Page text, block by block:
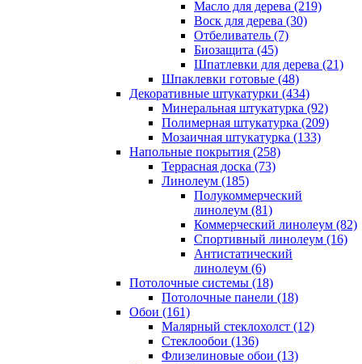
Масло для дерева (219)
Воск для дерева (30)
Отбеливатель (7)
Биозащита (45)
Шпатлевки для дерева (21)
Шпаклевки готовые (48)
Декоративные штукатурки (434)
Минеральная штукатурка (92)
Полимерная штукатурка (209)
Мозаичная штукатурка (133)
Напольные покрытия (258)
Террасная доска (73)
Линолеум (185)
Полукоммерческий
линолеум (81)
Коммерческий линолеум (82)
Спортивный линолеум (16)
Антистатический
линолеум (6)
Потолочные системы (18)
Потолочные панели (18)
Обои (161)
Малярный стеклохолст (12)
Стеклообои (136)
Флизелиновые обои (13)